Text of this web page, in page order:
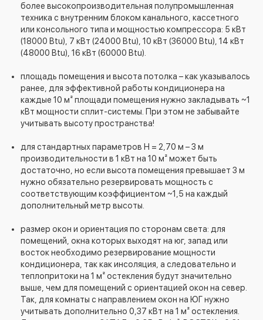
более высокопроизводительная полупромышленная
техника с внутренним блоком канального, кассетного
или консольного типа и мощностью компрессора: 5 кВт
(18000 Btu), 7 кВт (24000 Btu), 10 кВт (36000 Btu), 14 кВт
(48000 Btu), 16 кВт (60000 Btu).
площадь помещения и высота потолка – как указывалось
ранее, для эффективной работы кондиционера на
каждые 10 м² площади помещения нужно закладывать ~1
кВт мощности сплит-системы. При этом не забывайте
учитывать высоту пространства!
для стандартных параметров H = 2,70 м – 3 м
производительности в 1 кВт на 10 м² может быть
достаточно, но если высота помещения превышает 3 м
нужно обязательно резервировать мощность с
соответствующим коэффициентом ~1,5 на каждый
дополнительный метр высоты.
размер окон и ориентация по сторонам света: для
помещений, окна которых выходят на юг, запад или
восток необходимо резервирование мощности
кондиционера, так как инсоляция, а следовательно и
теплопритоки на 1 м² остекления будут значительно
выше, чем для помещений с ориентацией окон на север.
Так, для комнаты с направлением окон на ЮГ нужно
учитывать дополнительно 0,37 кВт на 1 м² остекления.